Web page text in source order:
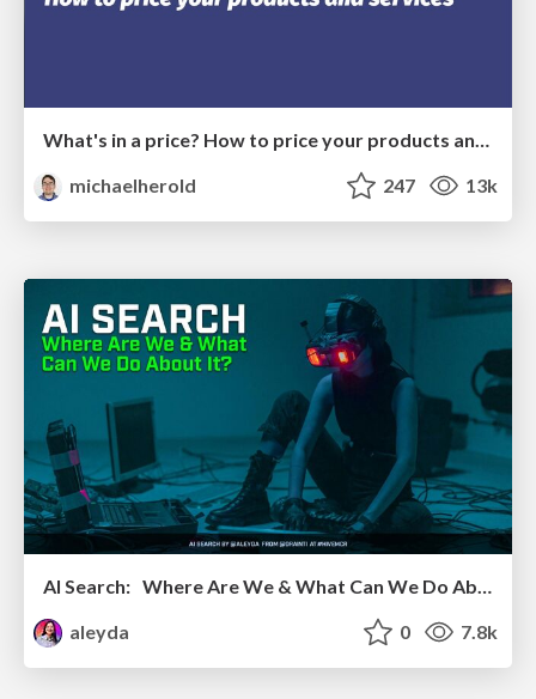
What's in a price? How to price your products and services
michaelherold
247 13k
AI Search: Where Are We & What Can We Do About It?
aleyda
0 7.8k